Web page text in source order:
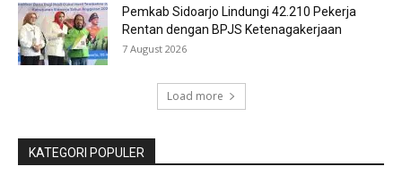
Pemkab Sidoarjo Lindungi 42.210 Pekerja
Rentan dengan BPJS Ketenagakerjaan
7 August 2026
Load more
KATEGORI POPULER